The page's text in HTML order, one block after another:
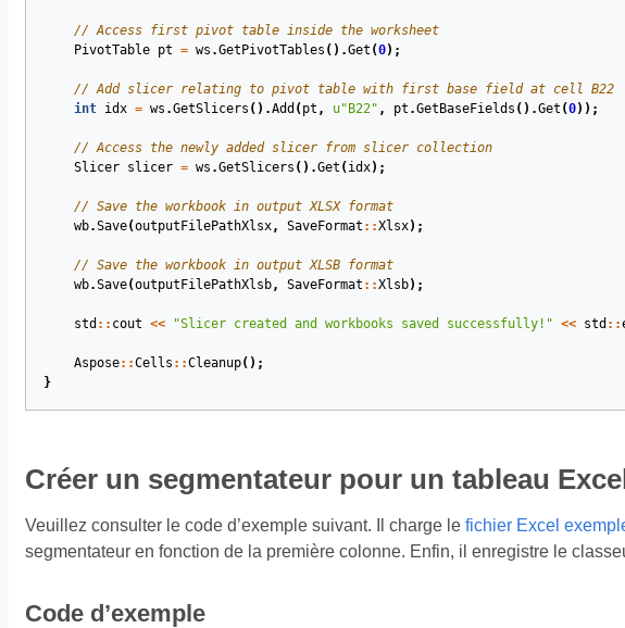
// Access first pivot table inside the worksheet
PivotTable
pt = ws .GetPivotTables ().Get (0);
// Add slicer relating to pivot table with first base field at cell B22
int
idx = ws .GetSlicers ().Add (pt , u"B22" , pt .GetBaseFields ().Get (0));
// Access the newly added slicer from slicer collection
Slicer
slicer = ws .GetSlicers ().Get (idx);
// Save the workbook in output XLSX format
wb.Save(outputFilePathXlsx, SaveFormat ::Xlsx);
// Save the workbook in output XLSB format
wb.Save(outputFilePathXlsb, SaveFormat ::Xlsb);
std :: cout << "Slicer created and workbooks saved successfully!" << std ::
Aspose::Cells ::Cleanup();
}
Créer un segmentateur pour un tableau
Veuillez consulter le code d’exemple suivant. Il charge le fichier Excel
segmentateur en fonction de la première colonne. Enfin, il enregistre le
Code d’exemple